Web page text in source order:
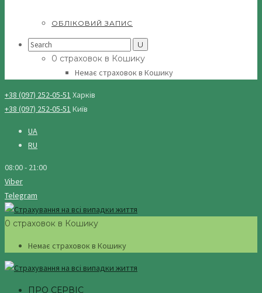
ОБЛІКОВИЙ ЗАПИС
Search
0 страховок в Кошику
Немає страховок в Кошику
+38 (097) 252-05-51 Харків
+38 (097) 252-05-51 Київ
UA
RU
08:00 - 21:00
Viber
Telegram
0 страховок в Кошику
Немає страховок в Кошику
ПРО СЕРВІС